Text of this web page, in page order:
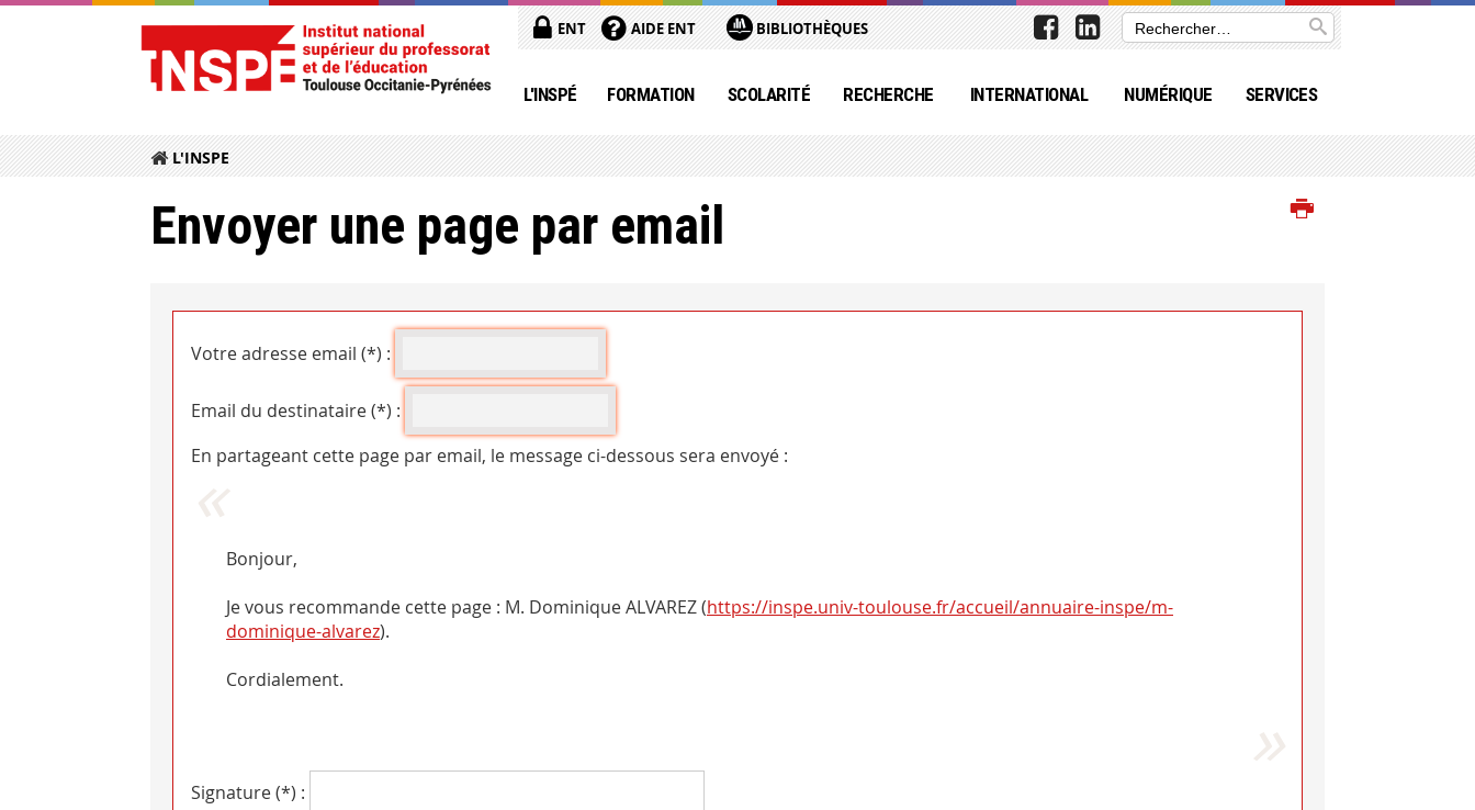
ENT AIDE ENT BIBLIOTHÈQUES
L'INSPÉ FORMATION SCOLARITÉ RECHERCHE INTERNATIONAL NUMÉRIQUE SERVICES
L'INSPE
Envoyer une page par email
Votre adresse email (*) :
Email du destinataire (*) :
En partageant cette page par email, le message ci-dessous sera envoyé :
Bonjour,
Je vous recommande cette page : M. Dominique ALVAREZ (https://inspe.univ-toulouse.fr/accueil/annuaire-inspe/m-
dominique-alvarez).
Cordialement.
Signature (*) :